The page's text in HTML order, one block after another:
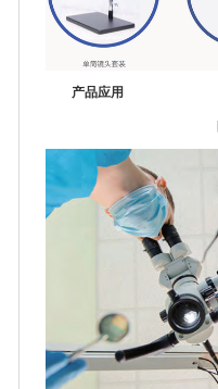
产品应用